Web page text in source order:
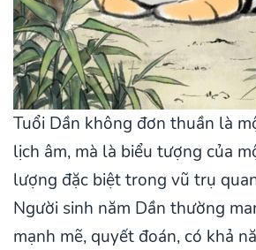
Tuổi Dần không đơn thuần là
lịch âm, mà là biểu tượng của
lượng đặc biệt trong vũ trụ
Người sinh năm Dần thường
mạnh mẽ, quyết đoán, có khả